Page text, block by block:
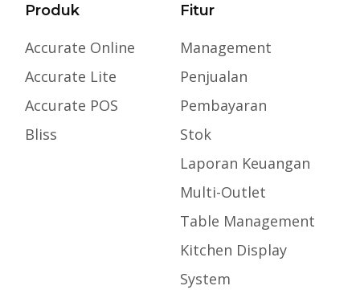
Produk
Accurate Online
Accurate Lite
Accurate POS
Bliss
Fitur
Management
Penjualan
Pembayaran
Stok
Laporan Keuangan
Multi-Outlet
Table Management
Kitchen Display
System